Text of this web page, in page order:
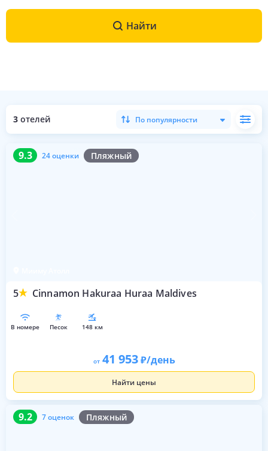
Найти
3 отелей По популярности
9.3 24 оценки Пляжный
5 Cinnamon Hakuraa Huraa Maldives
9.3 24 оценки
в номере песок 148 км
от 41 953 /день
Найти цены
9.2 7 оценок Пляжный
9.2 7 оценок